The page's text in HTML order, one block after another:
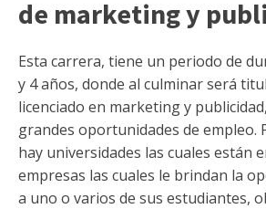
de marketing y
Esta carrera, tiene un periodo de
y 4 años, donde al culminar será
licenciado en marketing y
grandes oportunidades de empleo.
hay universidades las cuales están
empresas las cuales le brindan la
a uno o varios de sus estudiantes,